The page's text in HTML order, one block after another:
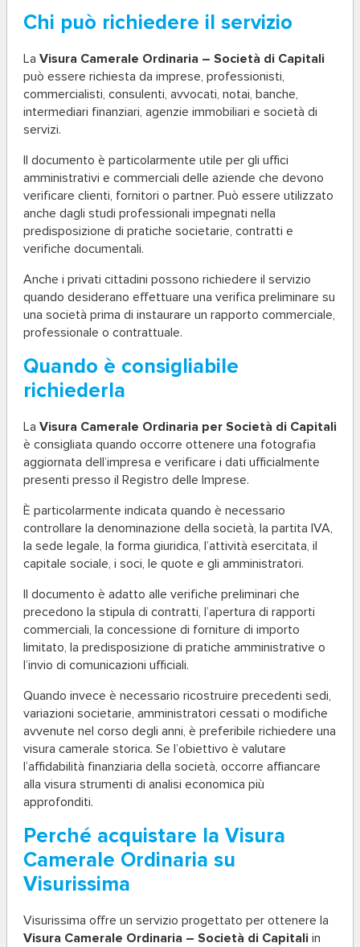
Chi può richiedere il servizio
La Visura Camerale Ordinaria – Società di Capitali
può essere richiesta da imprese, professionisti,
commercialisti, consulenti, avvocati, notai, banche,
intermediari finanziari, agenzie immobiliari e società di
servizi.
Il documento è particolarmente utile per gli uffici
amministrativi e commerciali delle aziende che devono
verificare clienti, fornitori o partner. Può essere utilizzato
anche dagli studi professionali impegnati nella
predisposizione di pratiche societarie, contratti e
verifiche documentali.
Anche i privati cittadini possono richiedere il servizio
quando desiderano effettuare una verifica preliminare su
una società prima di instaurare un rapporto commerciale,
professionale o contrattuale.
Quando è consigliabile
richiederla
La Visura Camerale Ordinaria per Società di Capitali
è consigliata quando occorre ottenere una fotografia
aggiornata dell’impresa e verificare i dati ufficialmente
presenti presso il Registro delle Imprese.
È particolarmente indicata quando è necessario
controllare la denominazione della società, la partita IVA,
la sede legale, la forma giuridica, l’attività esercitata, il
capitale sociale, i soci, le quote e gli amministratori.
Il documento è adatto alle verifiche preliminari che
precedono la stipula di contratti, l’apertura di rapporti
commerciali, la concessione di forniture di importo
limitato, la predisposizione di pratiche amministrative o
l’invio di comunicazioni ufficiali.
Quando invece è necessario ricostruire precedenti sedi,
variazioni societarie, amministratori cessati o modifiche
avvenute nel corso degli anni, è preferibile richiedere una
visura camerale storica. Se l’obiettivo è valutare
l’affidabilità finanziaria della società, occorre affiancare
alla visura strumenti di analisi economica più
approfonditi.
Perché acquistare la Visura
Camerale Ordinaria su
Visurissima
Visurissima offre un servizio progettato per ottenere la
Visura Camerale Ordinaria – Società di Capitali in